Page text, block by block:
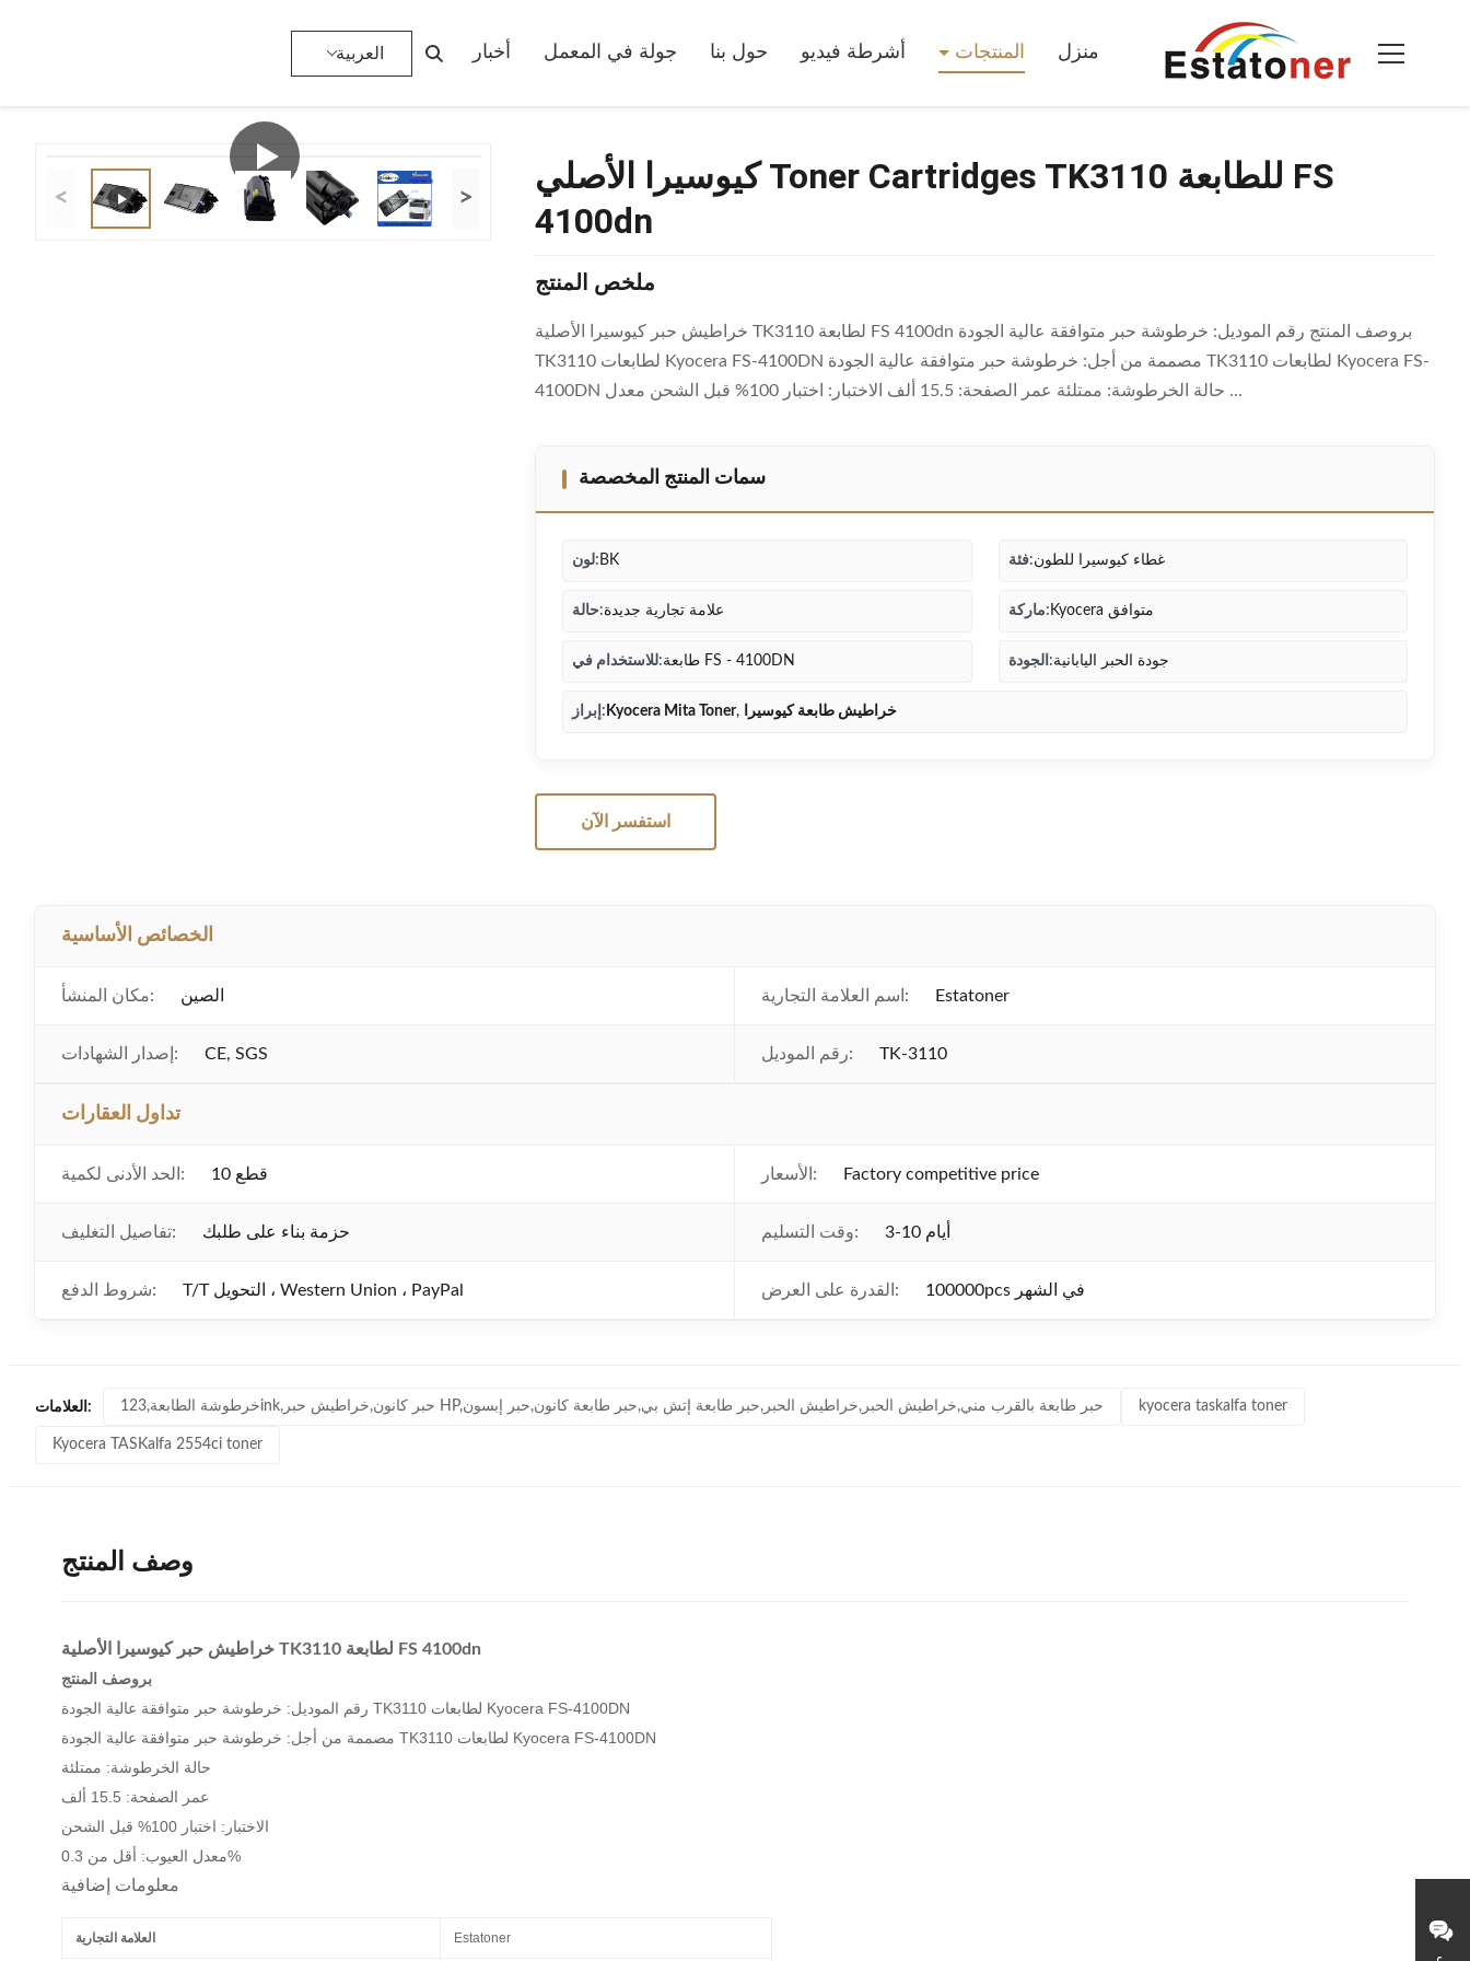
منزل المنتجات أشرطة فيديو حول بنا جولة في المعمل أخبار العربية
خراطيش الحبر Kyocera
< >
كيوسيرا الأصلي Toner Cartridges TK3110 للطابعة FS
4100dn
ملخص المنتج
خراطيش حبر كيوسيرا الأصلية TK3110 لطابعة FS 4100dn بروصف المنتج رقم الموديل: خرطوشة حبر متوافقة عالية الجودة
TK3110 لطابعات Kyocera FS-4100DN مصممة من أجل: خرطوشة حبر متوافقة عالية الجودة TK3110 لطابعات Kyocera FS-
4100DN حالة الخرطوشة: ممتلئة عمر الصفحة: 15.5 ألف الاختبار: اختبار 100% قبل الشحن معدل ...
سمات المنتج المخصصة
لون: BK فئة:غطاء كيوسيرا للطون
حالة:علامة تجارية جديدة ماركة: Kyocera متوافق
للاستخدام في: طابعة FS - 4100DN الجودة:جودة الحبر اليابانية
إبراز: Kyocera Mita Toner, خراطيش طابعة كيوسيرا
استفسر الآن
الخصائص الأساسية
مكان المنشأ: الصين اسم العلامة التجارية: Estatoner
إصدار الشهادات: CE, SGS رقم الموديل: TK-3110
تداول العقارات
الحد الأدنى لكمية: 10 قطع الأسعار: Factory competitive price
تفاصيل التغليف: حزمة بناء على طلبك وقت التسليم: 3-10 أيام
شروط الدفع: T/T التحويل ، Western Union ، PayPal القدرة على العرض: 100000pcs في الشهر
العلامات: خرطوشة الطابعة,123ink,حبر كانون,خراطيش حبر HP,حبر طابعة بالقرب مني,خراطيش الحبر,خراطيش الحبر,حبر طابعة إتش بي,حبر طابعة كانون,حبر إبسون kyocera taskalfa toner
Kyocera TASKalfa 2554ci toner
وصف المنتج
خراطيش حبر كيوسيرا الأصلية TK3110 لطابعة FS 4100dn
بر وصف المنتج
رقم الموديل: خرطوشة حبر متوافقة عالية الجودة TK3110 لطابعات Kyocera FS-4100DN
مصممة من أجل: خرطوشة حبر متوافقة عالية الجودة TK3110 لطابعات Kyocera FS-4100DN
عمر الصفحة: 15.5 ألف
معدل العيوب: أقل من 0.3%
معلومات إضافية
العلامة التجارية Estatoner